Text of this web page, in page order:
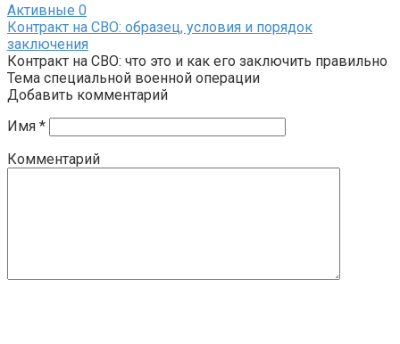
Активные 0
Контракт на СВО: образец, условия и порядок
заключения
Контракт на СВО: что это и как его заключить правильно
Тема специальной военной операции
Добавить комментарий
Имя *
Комментарий